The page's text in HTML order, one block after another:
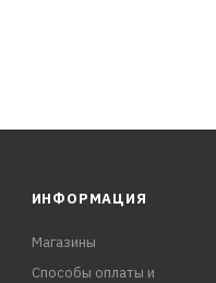
ИНФОРМАЦИЯ
Магазины
Способы оплаты и